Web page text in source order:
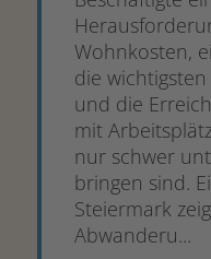
Wohnkosten,
die
und die
mit
nur schwer
bringen sind.
Steiermark
Abwanderu...